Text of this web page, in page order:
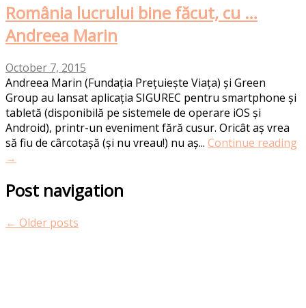
România lucrului bine făcut, cu …
Andreea Marin
October 7, 2015
Andreea Marin (Fundația Prețuiește Viața) și Green
Group au lansat aplicația SIGUREC pentru smartphone și
tabletă (disponibilă pe sistemele de operare iOS și
Android), printr-un eveniment fără cusur. Oricât aș vrea
să fiu de cârcotașă (și nu vreau!) nu aș... Continue reading
→
Post navigation
← Older posts